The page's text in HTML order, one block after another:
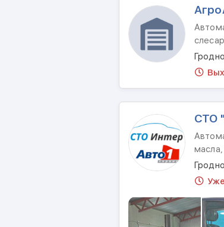
СТО